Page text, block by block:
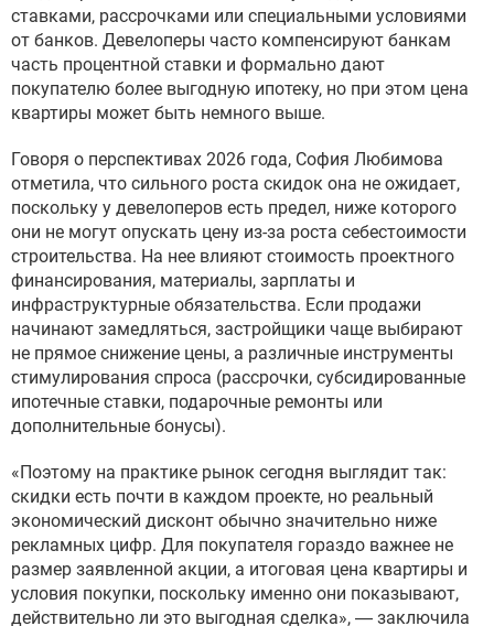
ставками, рассрочками или специальными условиями
от банков. Девелоперы часто компенсируют банкам
часть процентной ставки и формально дают
покупателю более выгодную ипотеку, но при этом цена
квартиры может быть немного выше.
Говоря о перспективах 2026 года, София Любимова
отметила, что сильного роста скидок она не ожидает,
поскольку у девелоперов есть предел, ниже которого
они не могут опускать цену из-за роста себестоимости
строительства. На нее влияют стоимость проектного
финансирования, материалы, зарплаты и
инфраструктурные обязательства. Если продажи
начинают замедляться, застройщики чаще выбирают
не прямое снижение цены, а различные инструменты
стимулирования спроса (рассрочки, субсидированные
ипотечные ставки, подарочные ремонты или
дополнительные бонусы).
«Поэтому на практике рынок сегодня выглядит так:
скидки есть почти в каждом проекте, но реальный
экономический дисконт обычно значительно ниже
рекламных цифр. Для покупателя гораздо важнее не
размер заявленной акции, а итоговая цена квартиры и
условия покупки, поскольку именно они показывают,
действительно ли это выгодная сделка», — заключила